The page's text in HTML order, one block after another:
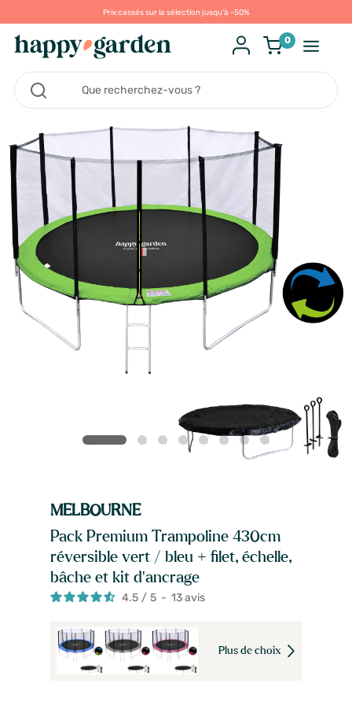
Prix cassés sur la sélection jusqu'à -50%
0
MELBOURNE
Pack Premium Trampoline 430cm
réversible vert / bleu + filet, échelle,
bâche et kit d'ancrage
4.5 / 5 - 13avis
Plus de choix